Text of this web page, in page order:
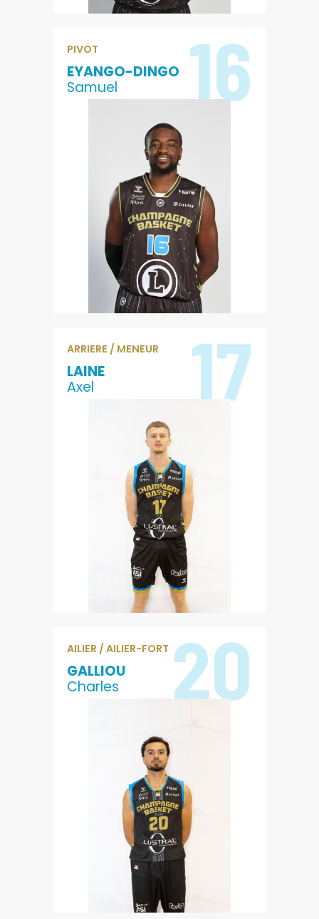
PIVOT
EYANGO-DINGO
Samuel
16
3
POINTS
1.6
REBONDS
0.2
PASSES
2.5
EVALUATION
ARRIERE / MENEUR
LAINE
Axel
17
AILIER / AILIER-FORT
GALLIOU
Charles
20
POINTS REBONDS
1.2
PASSES EVALUATION